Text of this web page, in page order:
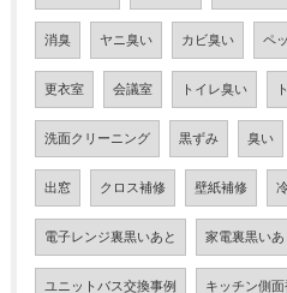
消臭 ヤニ臭い カビ臭い ペ
更衣室 会議室 トイレ臭い
洗面クリーニング 黒ずみ 臭い
出窓 クロス補修 壁紙補修
電子レンジ裏黒いあと 家電裏黒いあ
ユニットバス交換事例 キッチン側